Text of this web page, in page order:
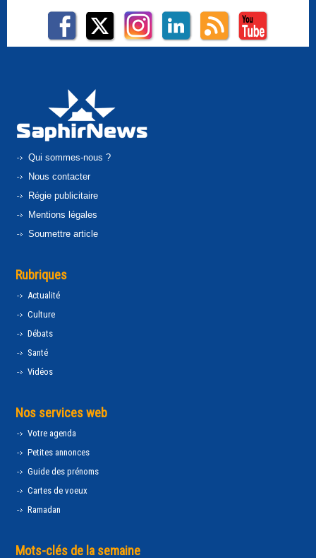
Qui sommes-nous ?
Nous contacter
Régie publicitaire
Mentions légales
Soumettre article
Rubriques
Actualité
Culture
Débats
Santé
Vidéos
Nos services web
Votre agenda
Petites annonces
Guide des prénoms
Cartes de voeux
Ramadan
Mots-clés de la semaine